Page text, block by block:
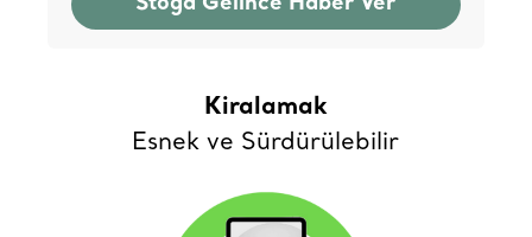
Kiralamak
Esnek ve Sürdürülebilir